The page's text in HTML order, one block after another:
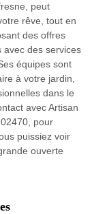
peut
rêve, tout en
des offres
avec des services
équipes sont
à votre jardin,
dans le
avec Artisan
pour
puissiez voir
ouverte